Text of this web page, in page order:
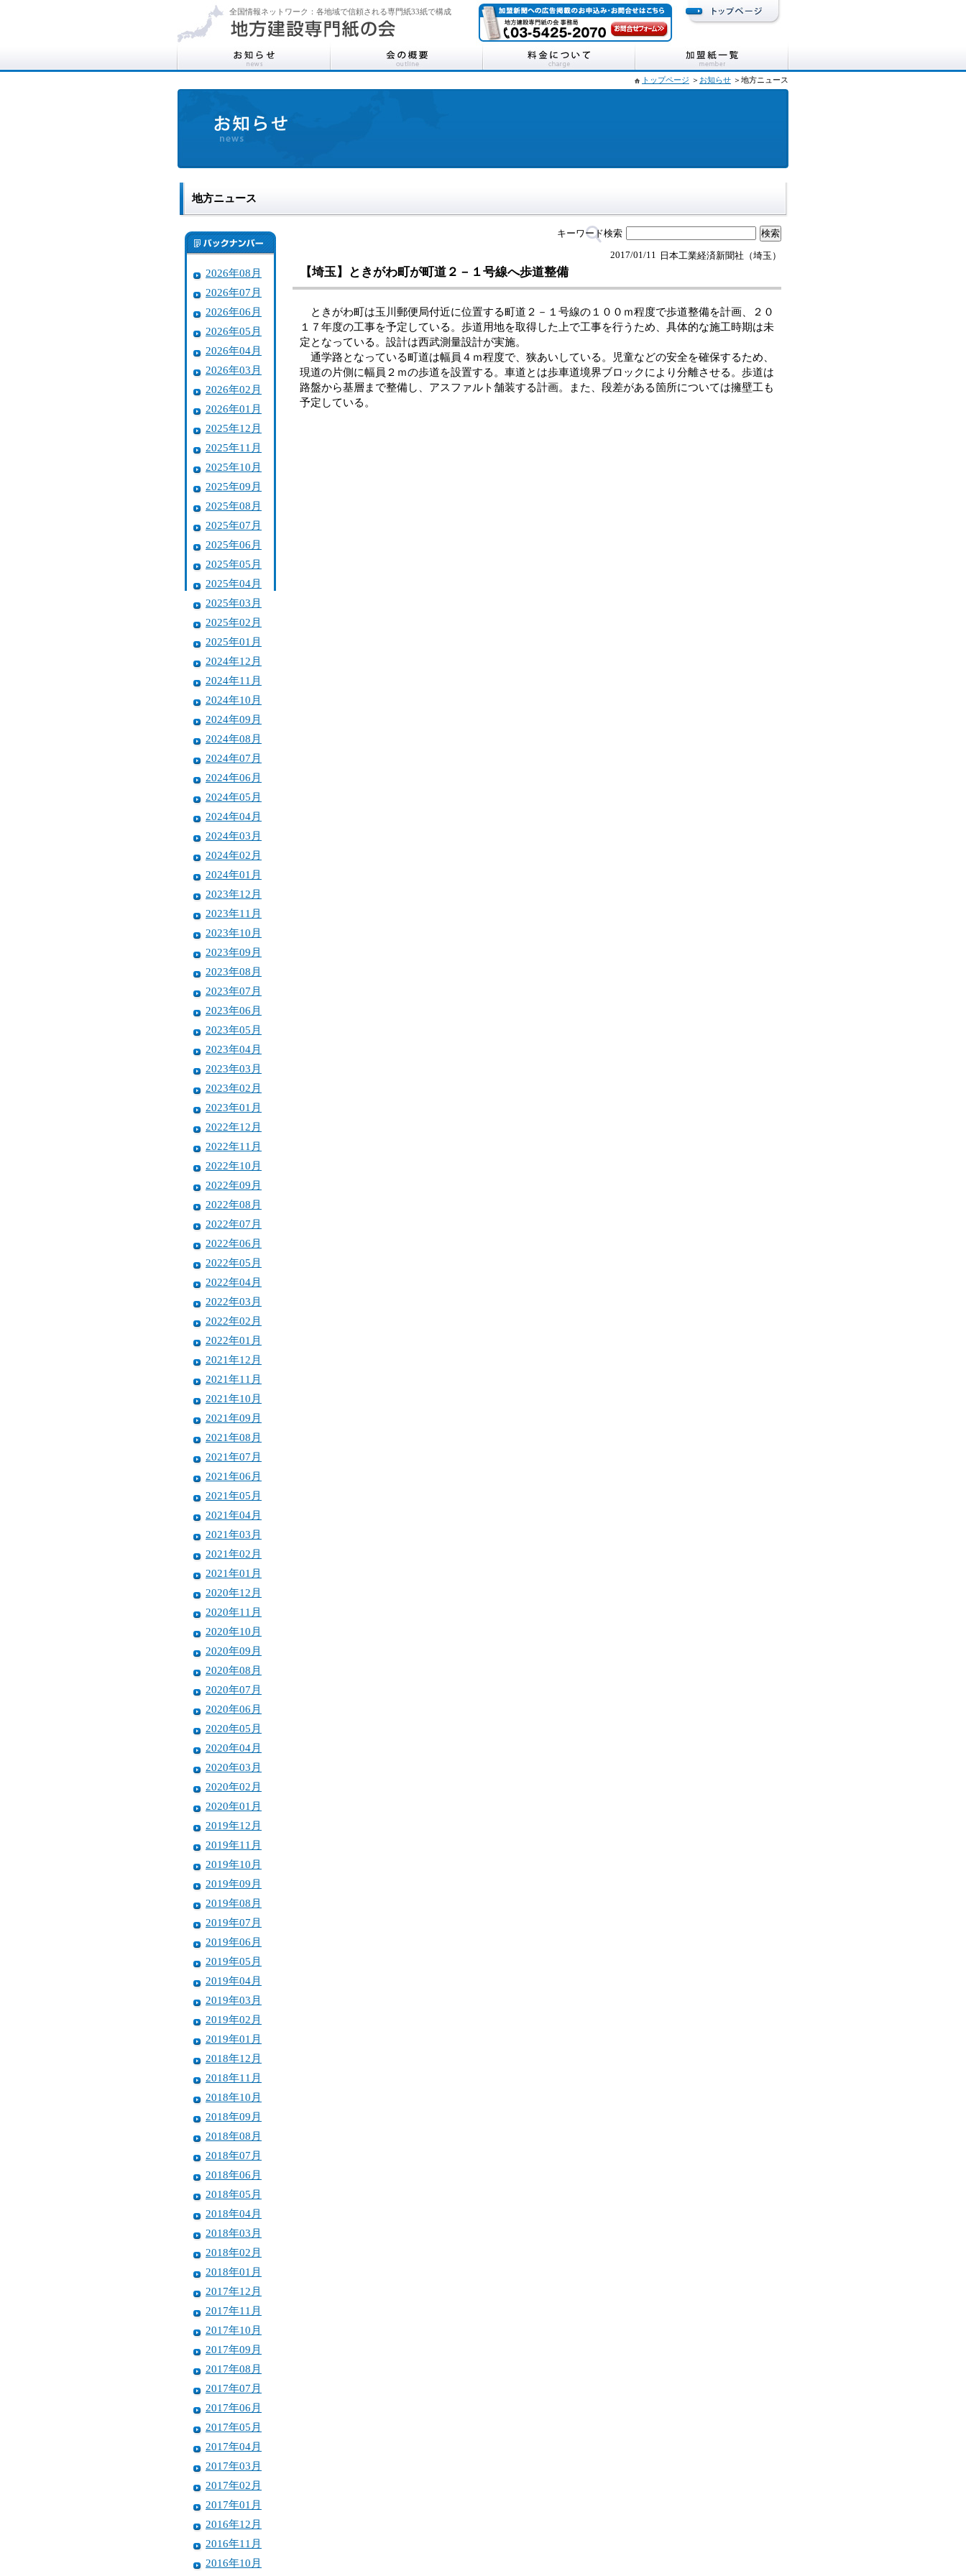
全国情報ネットワーク：各地域で信頼される専門紙33紙で構成
トップページ ＞ お知らせ ＞地方ニュース
地方ニュース
2026年08月
2026年07月
2026年06月
2026年05月
2026年04月
2026年03月
2026年02月
2026年01月
2025年12月
2025年11月
2025年10月
2025年09月
2025年08月
2025年07月
2025年06月
2025年05月
2025年04月
2025年03月
2025年02月
2025年01月
2024年12月
2024年11月
2024年10月
2024年09月
2024年08月
2024年07月
2024年06月
2024年05月
2024年04月
2024年03月
2024年02月
2024年01月
2023年12月
2023年11月
2023年10月
2023年09月
2023年08月
2023年07月
2023年06月
2023年05月
2023年04月
2023年03月
2023年02月
2023年01月
2022年12月
2022年11月
2022年10月
2022年09月
2022年08月
2022年07月
2022年06月
2022年05月
2022年04月
2022年03月
2022年02月
2022年01月
2021年12月
2021年11月
2021年10月
2021年09月
2021年08月
2021年07月
2021年06月
2021年05月
2021年04月
2021年03月
2021年02月
2021年01月
2020年12月
2020年11月
2020年10月
2020年09月
2020年08月
2020年07月
2020年06月
2020年05月
2020年04月
2020年03月
2020年02月
2020年01月
2019年12月
2019年11月
2019年10月
2019年09月
2019年08月
2019年07月
2019年06月
2019年05月
2019年04月
2019年03月
2019年02月
2019年01月
2018年12月
2018年11月
2018年10月
2018年09月
2018年08月
2018年07月
2018年06月
2018年05月
2018年04月
2018年03月
2018年02月
2018年01月
2017年12月
2017年11月
2017年10月
2017年09月
2017年08月
2017年07月
2017年06月
2017年05月
2017年04月
2017年03月
2017年02月
2017年01月
2016年12月
2016年11月
2016年10月
キーワード検索
日本工業経済新聞社（埼玉）
2017/01/11
【埼玉】ときがわ町が町道２－１号線へ歩道整備
ときがわ町は玉川郵便局付近に位置する町道２－１号線の１００ｍ程度で歩道整備を計画、２０
１７年度の工事を予定している。歩道用地を取得した上で工事を行うため、具体的な施工時期は未
定となっている。設計は西武測量設計が実施。
通学路となっている町道は幅員４ｍ程度で、狭あいしている。児童などの安全を確保するため、
現道の片側に幅員２ｍの歩道を設置する。車道とは歩車道境界ブロックにより分離させる。歩道は
路盤から基層まで整備し、アスファルト舗装する計画。また、段差がある箇所については擁壁工も
予定している。